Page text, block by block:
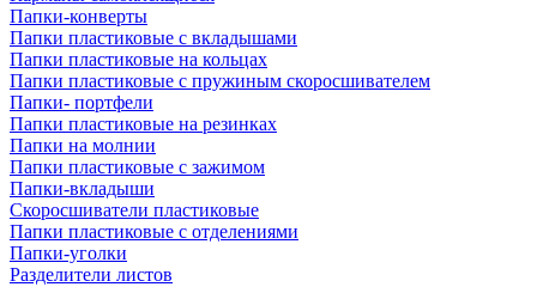
Папки-конверты
Папки пластиковые с вкладышами
Папки пластиковые на кольцах
Папки пластиковые с пружиным скоросшивателем
Папки- портфели
Папки пластиковые на резинках
Папки на молнии
Папки пластиковые с зажимом
Папки-вкладыши
Скоросшиватели пластиковые
Папки пластиковые с отделениями
Папки-уголки
Разделители листов